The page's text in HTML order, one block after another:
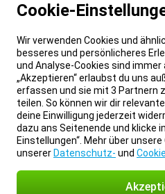
Cookie-
Wir verwenden Cookies und
besseres und persönlicheres
und Analyse-Cookies sind
„Akzeptieren“ erlaubst du uns
erfassen und sie mit 3 Partnern
teilen. So können wir dir
deine Einwilligung jederzeit
dazu ans Seitenende und klicke
Einstellungen“. Mehr über
unserer Datenschutz- und